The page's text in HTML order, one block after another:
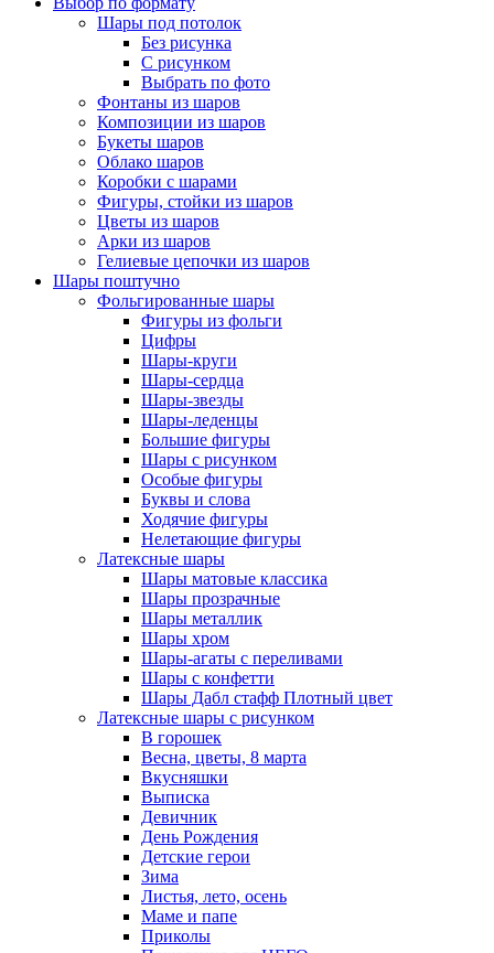
Шары под потолок
Без рисунка
С рисунком
Выбрать по фото
Фонтаны из шаров
Композиции из шаров
Букеты шаров
Облако шаров
Коробки с шарами
Фигуры, стойки из шаров
Цветы из шаров
Арки из шаров
Гелиевые цепочки из шаров
Шары поштучно
Фольгированные шары
Фигуры из фольги
Цифры
Шары-круги
Шары-сердца
Шары-звезды
Шары-леденцы
Большие фигуры
Шары с рисунком
Особые фигуры
Буквы и слова
Ходячие фигуры
Нелетающие фигуры
Латексные шары
Шары матовые классика
Шары прозрачные
Шары металлик
Шары хром
Шары-агаты с переливами
Шары с конфетти
Шары Дабл стафф Плотный цвет
Латексные шары с рисунком
В горошек
Весна, цветы, 8 марта
Вкусняшки
Выписка
Девичник
День Рождения
Детские герои
Зима
Листья, лето, осень
Маме и папе
Приколы